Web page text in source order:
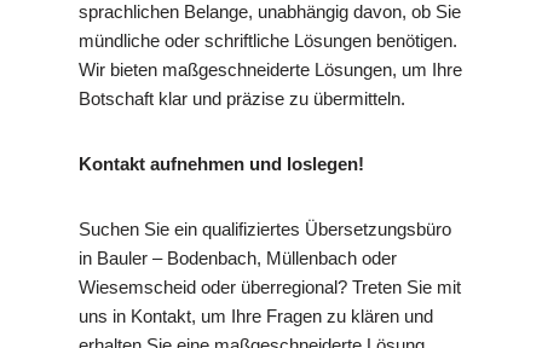
sprachlichen Belange, unabhängig davon, ob Sie
mündliche oder schriftliche Lösungen benötigen.
Wir bieten maßgeschneiderte Lösungen, um Ihre
Botschaft klar und präzise zu übermitteln.
Kontakt aufnehmen und loslegen!
Suchen Sie ein qualifiziertes Übersetzungsbüro
in Bauler – Bodenbach, Müllenbach oder
Wiesemscheid oder überregional? Treten Sie mit
uns in Kontakt, um Ihre Fragen zu klären und